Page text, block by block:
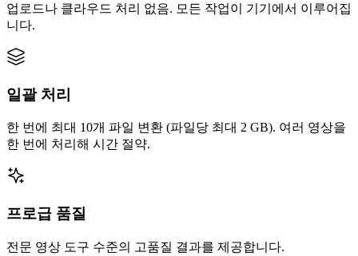
업로드나 클라우드 처리 없음. 모든 작업이 기기에서 이루어집
니다.
일괄 처리
한 번에 최대 10개 파일 변환 (파일당 최대 2 GB). 여러 영상을
한 번에 처리해 시간 절약.
프로급 품질
전문 영상 도구 수준의 고품질 결과를 제공합니다.